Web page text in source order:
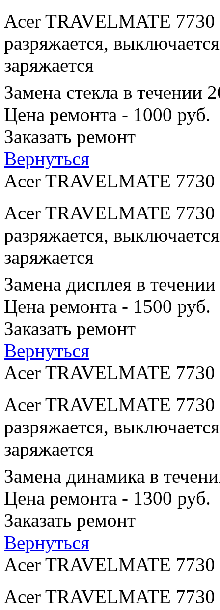
Acer TRAVELMATE 7730
разряжается,
заряжается
Замена стекла в течении
Цена ремонта - 1000 руб.
Заказать ремонт
Вернуться
Acer TRAVELMATE 7730
Acer TRAVELMATE 7730
разряжается,
заряжается
Замена дисплея в
Цена ремонта - 1500 руб.
Заказать ремонт
Вернуться
Acer TRAVELMATE 7730
Acer TRAVELMATE 7730
разряжается,
заряжается
Замена динамика в
Цена ремонта - 1300 руб.
Заказать ремонт
Вернуться
Acer TRAVELMATE 7730
Acer TRAVELMATE 7730